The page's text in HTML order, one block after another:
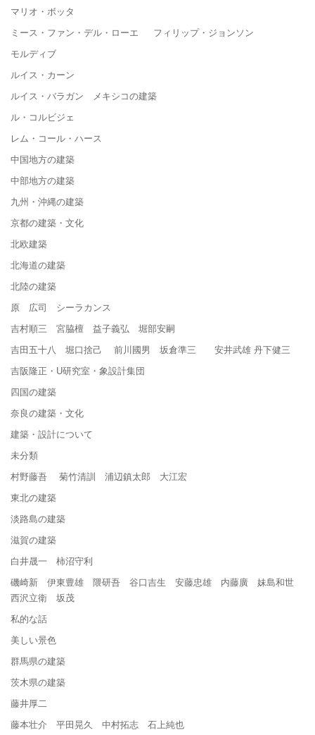
マリオ・ボッタ
ミース・ファン・デル・ローエ フィリップ・ジョンソン
モルディブ
ルイス・カーン
ルイス・バラガン メキシコの建築
ル・コルビジェ
レム・コール・ハース
中国地方の建築
中部地方の建築
九州・沖縄の建築
京都の建築・文化
北欧建築
北海道の建築
北陸の建築
原 広司 シーラカンス
吉村順三 宮脇檀 益子義弘 堀部安嗣
吉田五十八 堀口捨己 前川國男 坂倉準三 安井武雄 丹下健三
吉阪隆正・U研究室・象設計集団
四国の建築
奈良の建築・文化
建築・設計について
未分類
村野藤吾 菊竹清訓 浦辺鎮太郎 大江宏
東北の建築
淡路島の建築
滋賀の建築
白井晟一 柿沼守利
磯崎新 伊東豊雄 隈研吾 谷口吉生 安藤忠雄 内藤廣 妹島和世
西沢立衛 坂茂
私的な話
美しい景色
群馬県の建築
茨木県の建築
藤井厚二
藤本壮介 平田晃久 中村拓志 石上純也